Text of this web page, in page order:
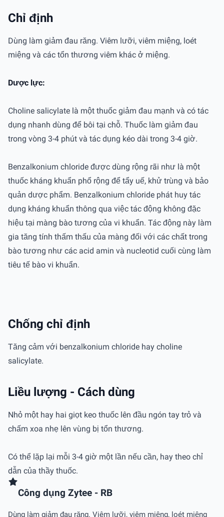
Chỉ định
Dùng làm giảm đau răng. Viêm lưỡi, viêm miệng, loét
miệng và các tổn thương viêm khác ở miệng.
Dược lực:
Choline salicylate là một thuốc giảm đau mạnh và có tác
dụng nhanh dùng để bôi tại chỗ. Thuốc làm giảm đau
trong vòng 3-4 phút và tác dụng kéo dài trong 3-4 giờ.
Benzalkonium chloride được dùng rộng rãi như là một
thuốc kháng khuẩn phổ rộng để tẩy uế, khử trùng và bảo
quản dược phẩm. Benzalkonium chloride phát huy tác
dụng kháng khuẩn thông qua việc tác động không đặc
hiệu tại màng bào tương của vi khuẩn. Tác động này làm
gia tăng tính thấm thấu của màng đối với các chất trong
bào tương như các acid amin và nucleotid cuối cùng làm
tiêu tế bào vi khuẩn.
Chống chỉ định
Tăng cảm với benzalkonium chloride hay choline
salicylate.
Liều lượng - Cách dùng
Nhỏ một hay hai giọt keo thuốc lên đầu ngón tay trỏ và
chấm xoa nhẹ lên vùng bị tổn thương.
Có thể lặp lại mỗi 3-4 giờ một lần nếu cần, hay theo chỉ
dẫn của thầy thuốc.
Công dụng Zytee - RB
Dùng làm giảm đau răng. Viêm lưỡi, viêm miệng, loét miệng